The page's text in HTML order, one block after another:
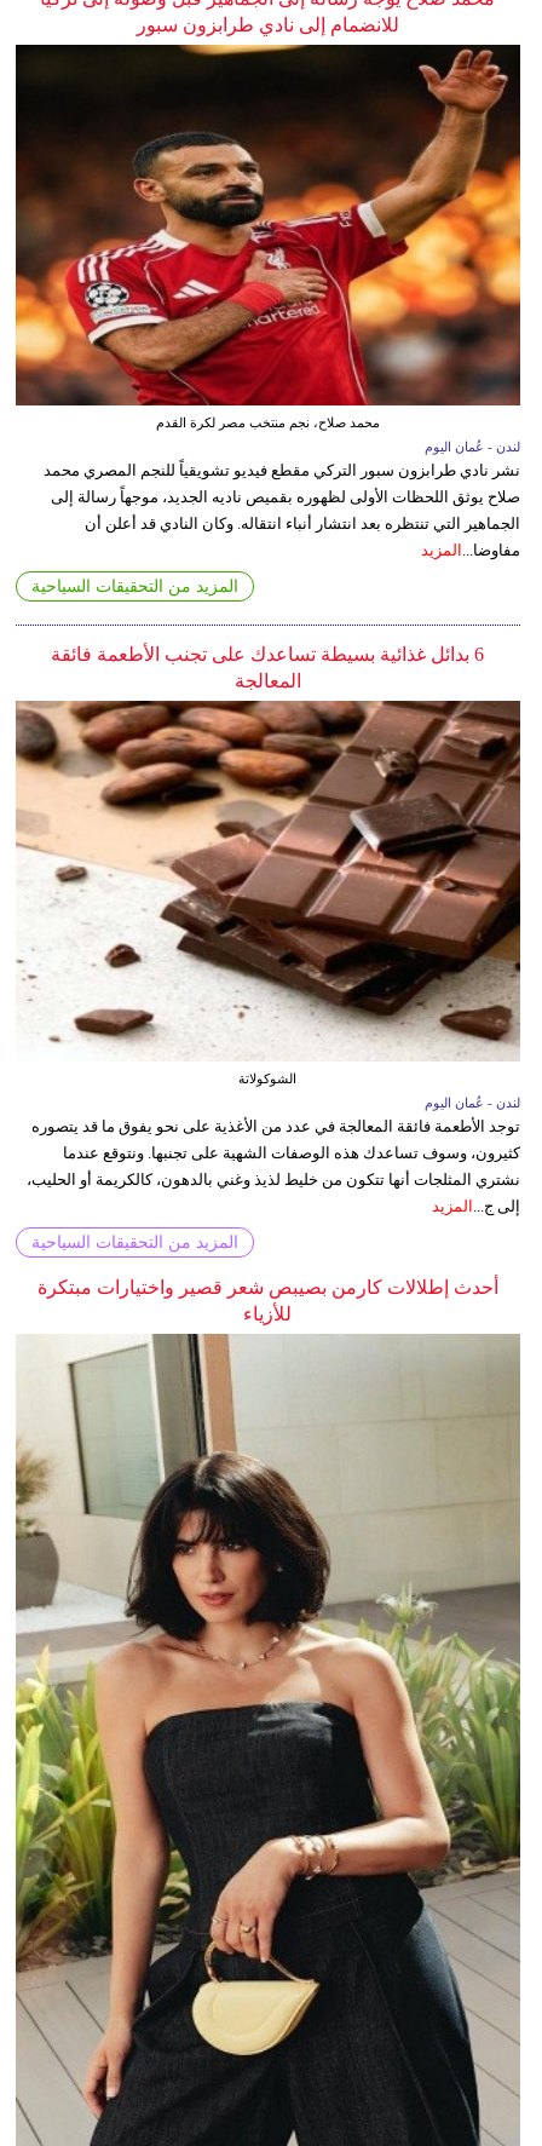
للانضمام إلى نادي طرابزون سبور
محمد صلاح، نجم منتخب مصر لكرة القدم
لندن - عُمان اليوم
نشر نادي طرابزون سبور التركي مقطع فيديو تشويقياً للنجم المصري محمد
صلاح يوثق اللحظات الأولى لظهوره بقميص ناديه الجديد، موجهاً رسالة إلى
الجماهير التي تنتظره بعد انتشار أنباء انتقاله. وكان النادي قد أعلن أن
مفاوضا... المزيد
المزيد من التحقيقات السياحية
6 بدائل غذائية بسيطة تساعدك على تجنب الأطعمة فائقة
المعالجة
الشوكولاتة
لندن - عُمان اليوم
توجد الأطعمة فائقة المعالجة في عدد من الأغذية على نحو يفوق ما قد يتصوره
كثيرون، وسوف تساعدك هذه الوصفات الشهية على تجنبها. ونتوقع عندما
نشتري المثلجات أنها تتكون من خليط لذيذ وغني بالدهون، كالكريمة أو الحليب،
إلى ج...
المزيد
المزيد من التحقيقات السياحية
أحدث إطلالات كارمن بصيبص شعر قصير واختيارات مبتكرة
للأزياء